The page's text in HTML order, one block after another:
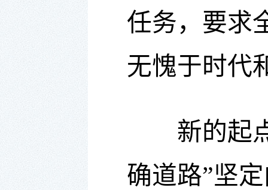
任务，要求
无愧于时代
新的起点
确道路”坚